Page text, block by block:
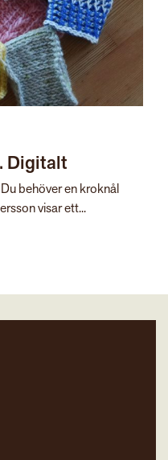
Digitalt
behöver en kroknål
visar ett...